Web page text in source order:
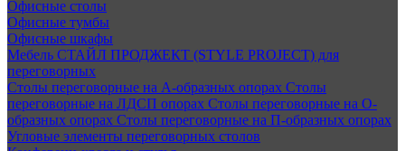
Офисные столы
Офисные тумбы
Офисные шкафы
Мебель СТАЙЛ ПРОДЖЕКТ (STYLE PROJECT) для
переговорных
Столы переговорные на А-образных опорах Столы
переговорные на ЛДСП опорах Столы переговорные на О-
образных опорах Столы переговорные на П-образных опорах
Угловые элементы переговорных столов